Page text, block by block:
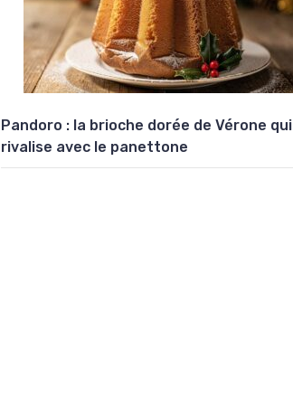
Pandoro : la brioche dorée de Vérone qui
rivalise avec le panettone